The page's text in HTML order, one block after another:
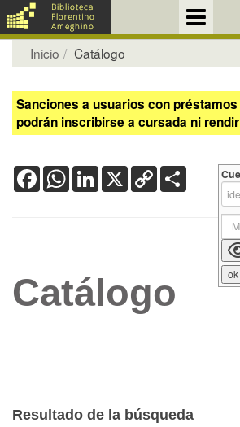
Inicio Catálogo
Sanciones a usuarios con
podrán inscribirse a cursada ni
FacebookWhatsApp
LinkedIn
X Copy
Link
Catálogo
Resultado de la búsqueda